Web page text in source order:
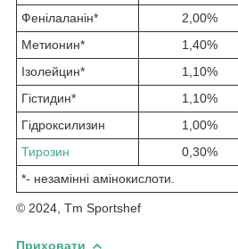
Фенілаланін*
2,00%
Метионин*
1,40%
Ізолейцин*
1,10%
Гістидин*
1,10%
Гідроксилизин
1,00%
Тирозин
0,30%
*- незамінні амінокислоти.
© 2024, Tm Sportshef
Приховати